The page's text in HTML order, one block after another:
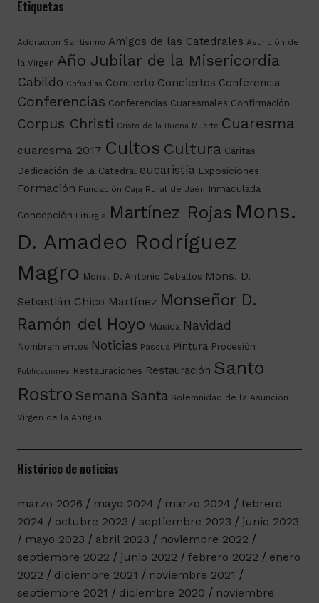
Etiquetas
Adoración Santísimo Amigos de las Catedrales Asunción de
la Virgen Año Jubilar de la Misericordia
Cabildo Cofradías Concierto Conciertos Conferencia
Conferencias Conferencias Cuaresmales Confirmación
Corpus Christi Cristo de la Buena Muerte Cuaresma
cuaresma 2017 Cultos Cultura Cáritas
Dedicación de la Catedral eucaristía Exposiciones
Formación Fundación Caja Rural de Jaén Inmaculada
Concepción Liturgia Martínez Rojas Mons.
D. Amadeo Rodríguez
Magro Mons. D. Antonio Ceballos Mons. D.
Sebastián Chico Martínez Monseñor D.
Ramón del Hoyo Música Navidad
Nombramientos Noticias Pascua Pintura Procesión
Publicaciones Restauraciones Restauración Santo
Rostro Semana Santa Solemnidad de la Asunción
Virgen de la Antigua
Histórico de noticias
marzo 2026 mayo 2024 marzo 2024
febrero
2024
octubre 2023 septiembre 2023
junio 2023
mayo 2023
abril 2023
noviembre 2022
septiembre 2022
junio 2022 febrero 2022
enero
2022
diciembre 2021
noviembre 2021
septiembre 2021
diciembre 2020
noviembre